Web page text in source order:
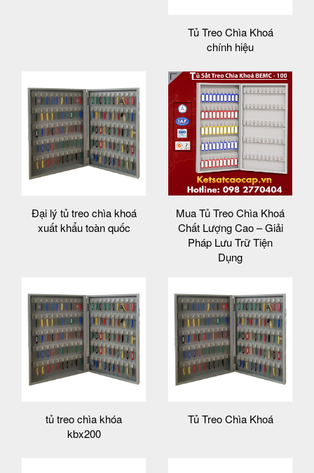
Tủ Treo Chìa Khoá
chính hiệu
Đại lý tủ treo chìa khoá
xuất khẩu toàn quốc
Mua Tủ Treo Chìa Khoá
Chất Lượng Cao – Giải
Pháp Lưu Trữ Tiện
Dụng
tủ treo chìa khóa
kbx200
Tủ Treo Chìa Khoá